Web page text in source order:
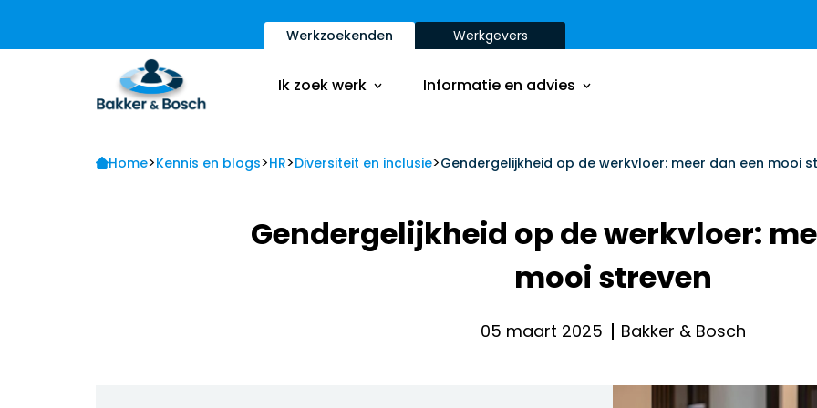
Werkzoekenden Werkgevers
Ik zoek werk
Vacatures
Sollicitatietips
Informatie en advies
Onze aanpak
Onze opdrachtgevers
Vacatures
Inschrijfformulier
Onze aanpak
Onze dienstverbanden
Home>Kennis en blogs>HR>Diversiteit en inclusie>Gendergelijkheid op de werkvloer: meer dan een mooi
Gendergelijkheid op de werkvloer:
mooi streven
05 maart 2025 Bakker & Bosch